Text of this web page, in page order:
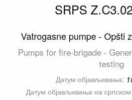
SRPS
Vatrogasne pumpe - Opšti
Pumps for fire-brigade -
testing
Датум објављивања:
Датум објављивања на српском